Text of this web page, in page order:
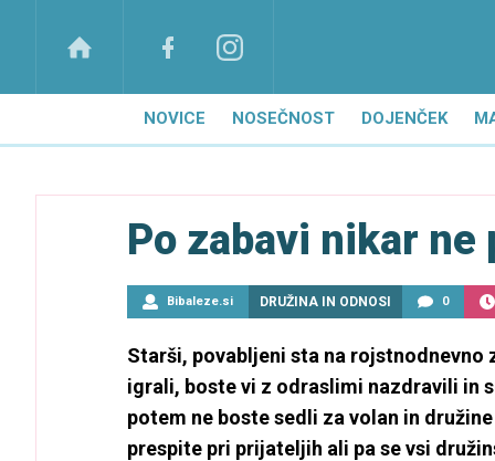
NOVICE NOSEČNOST DOJENČEK
Po zabavi nikar ne
Bibaleze.si DRUŽINA IN ODNOSI 0
Starši, povabljeni sta na
igrali, boste vi z odraslimi nazdravili in
potem ne boste sedli za volan in
prespite pri prijateljih ali pa se vsi